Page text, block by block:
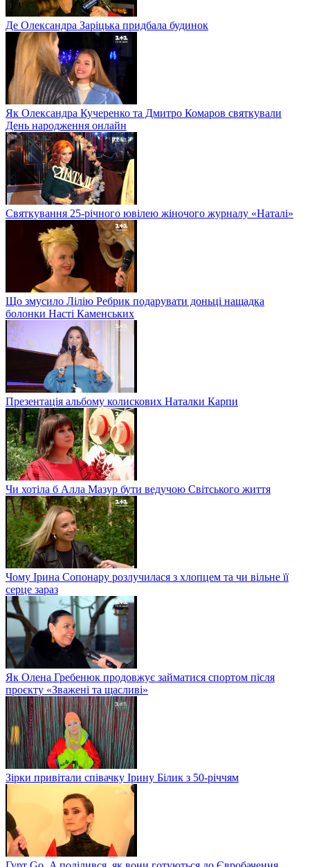
Де Олександра Заріцька придбала будинок
Як Олександра Кучеренко та Дмитро Комаров святкували
День народження онлайн
Святкування 25-річного ювілею жіночого журналу «Наталі»
Що змусило Лілію Ребрик подарувати доньці нащадка
болонки Насті Каменських
Презентація альбому колискових Наталки Карпи
Чи хотіла б Алла Мазур бути ведучою Світського життя
Чому Ірина Сопонару розлучилася з хлопцем та чи вільне її
серце зараз
Як Олена Гребенюк продовжує займатися спортом після
проєкту «Зважені та щасливі»
Зірки привітали співачку Ірину Білик з 50-річчям